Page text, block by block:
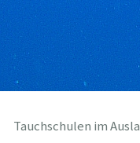
Tauchschulen im